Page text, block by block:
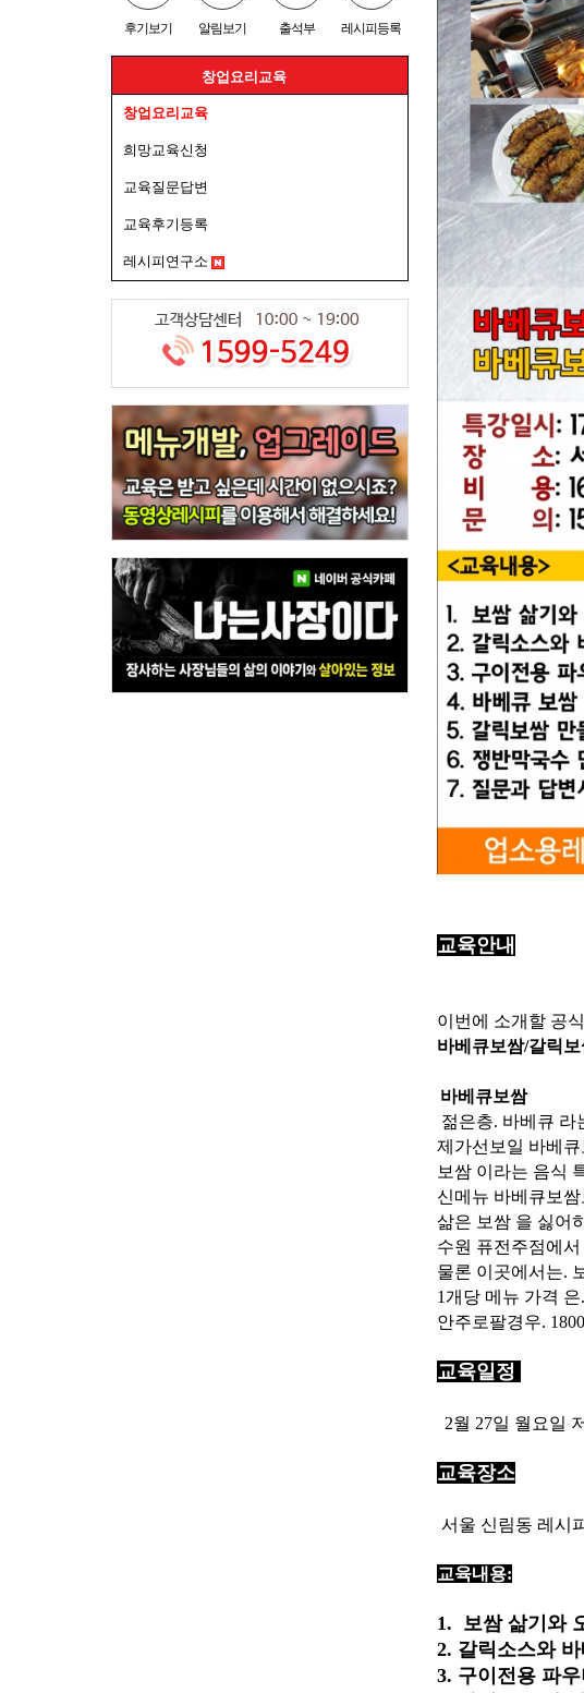
후기보기 알림보기 출석부 레시피등록
창업요리교육
창업요리교육
희망교육신청
교육질문답변
교육후기등록
레시피연구소
교육안내
이번에 소개할 공
바베큐보쌈/갈릭
바베큐보쌈
젊은층. 바베큐 라
제가선보일 바베
보쌈 이라는 음식
신메뉴 바베큐보
삶은 보쌈 을 싫어
수원 퓨전주점에
물론 이곳에서는.
1개당 메뉴 가격
안주로팔경우.
교육일정
2월 27일 월요일
교육장소
서울 신림동 레시
교육내용:
1. 보쌈 삶기와
2. 갈릭소스와
3. 구이전용 파우